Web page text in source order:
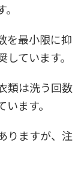
を最小限に抑
ています。
類は洗う回数
ます。
りますが、注